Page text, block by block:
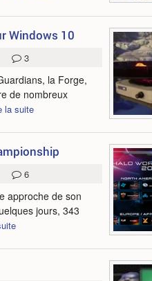
Windows 10
3
la Forge,
de nombreux
la suite
6
approche de son
jours, 343